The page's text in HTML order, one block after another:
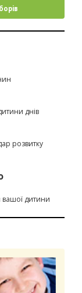
днів
розвитку
вашої дитини